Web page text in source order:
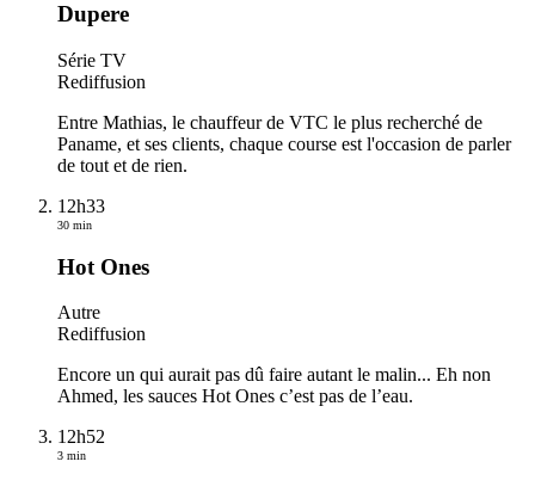
Dupere
Série TV
Rediffusion
Entre Mathias, le chauffeur de VTC le plus recherché de
Paname, et ses clients, chaque course est l'occasion de parler
de tout et de rien.
12h33
30 min
Hot Ones
Autre
Rediffusion
Encore un qui aurait pas dû faire autant le malin... Eh non
Ahmed, les sauces Hot Ones c’est pas de l’eau.
12h52
3 min